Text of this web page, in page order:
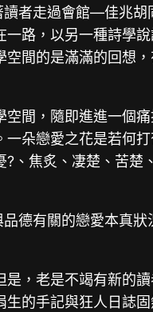
讀者走過會館—佳
一路，以另一種詩
間的是滿滿的回想
間，隨即進進一個
朵戀愛之花是若何
焦炙、凄楚、苦楚
德有關的戀愛本真
，老是不竭有新的
的手記與狂人日誌